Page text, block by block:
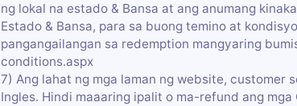
ng lokal na estado & Bansa at ang anumang
Estado & Bansa, para sa buong temino at
pangangailangan sa redemption mangyaring
conditions.aspx
7) Ang lahat ng mga laman ng website, customer
Ingles. Hindi maaaring ipalit o ma-refund ang mga